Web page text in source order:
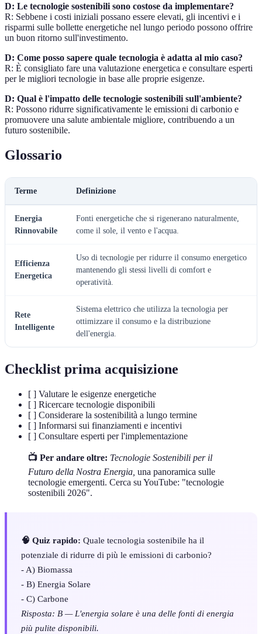
D: Le tecnologie sostenibili sono costose da implementare?
R: Sebbene i costi iniziali possano essere elevati, gli incentivi e i
risparmi sulle bollette energetiche nel lungo periodo possono offrire
un buon ritorno sull'investimento.
D: Come posso sapere quale tecnologia è adatta al mio caso?
R: È consigliato fare una valutazione energetica e consultare esperti
per le migliori tecnologie in base alle proprie esigenze.
D: Qual è l'impatto delle tecnologie sostenibili sull'ambiente?
R: Possono ridurre significativamente le emissioni di carbonio e
promuovere una salute ambientale migliore, contribuendo a un
futuro sostenibile.
Glossario
Terme Definizione
Energia
Rinnovabile
Fonti energetiche che si rigenerano naturalmente,
come il sole, il vento e l'acqua.
Efficienza
Energetica
Uso di tecnologie per ridurre il consumo energetico
mantenendo gli stessi livelli di comfort e
operatività.
Rete
Intelligente
Sistema elettrico che utilizza la tecnologia per
ottimizzare il consumo e la distribuzione
dell'energia.
Checklist prima acquisizione
[ ] Valutare le esigenze energetiche
[ ] Ricercare tecnologie disponibili
[ ] Considerare la sostenibilità a lungo termine
[ ] Informarsi sui finanziamenti e incentivi
[ ] Consultare esperti per l'implementazione
📺 Per andare oltre: Tecnologie Sostenibili per il
Futuro della Nostra Energia, una panoramica sulle
tecnologie emergenti. Cerca su YouTube: "tecnologie
sostenibili 2026".
🧠 Quiz rapido: Quale tecnologia sostenibile ha il
potenziale di ridurre di più le emissioni di carbonio?
- A) Biomassa
- B) Energia Solare
- C) Carbone
Risposta: B — L'energia solare è una delle fonti di energia
più pulite disponibili.